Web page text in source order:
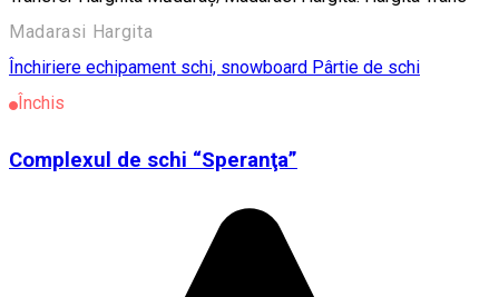
Madarasi Hargita
Închiriere echipament schi, snowboard Pârtie de schi
Închis
Complexul de schi “Speranţa”